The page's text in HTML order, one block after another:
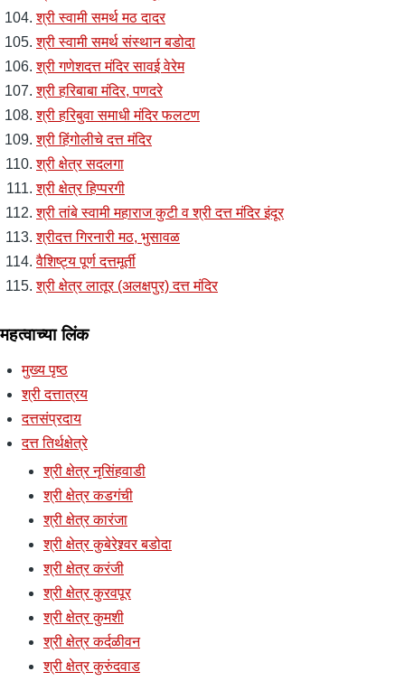
श्री स्वामी समर्थ मठ दादर
श्री स्वामी समर्थ संस्थान बडोदा
श्री गणेशदत्त मंदिर सावई वेरेम
श्री हरिबाबा मंदिर, पणदरे
श्री हरिबुवा समाधी मंदिर फलटण
श्री हिंगोलीचे दत्त मंदिर
श्री क्षेत्र सदलगा
श्री क्षेत्र हिप्परगी
श्री तांबे स्वामी महाराज कुटी व श्री दत्त मंदिर इंदूर
श्रीदत्त गिरनारी मठ, भुसावळ
वैशिष्ट्य पूर्ण दत्तमूर्ती
श्री क्षेत्र लातूर (अलक्षपुर) दत्त मंदिर
महत्वाच्या लिंक
मुख्य पृष्ठ
श्री दत्तात्रय
दत्तसंप्रदाय
दत्त तिर्थक्षेत्रे
श्री क्षेत्र नृसिंहवाडी
श्री क्षेत्र कडगंची
श्री क्षेत्र कारंजा
श्री क्षेत्र कुबेरेश्र्वर बडोदा
श्री क्षेत्र करंजी
श्री क्षेत्र कुरवपूर
श्री क्षेत्र कुमशी
श्री क्षेत्र कर्दळीवन
श्री क्षेत्र कुरुंदवाड